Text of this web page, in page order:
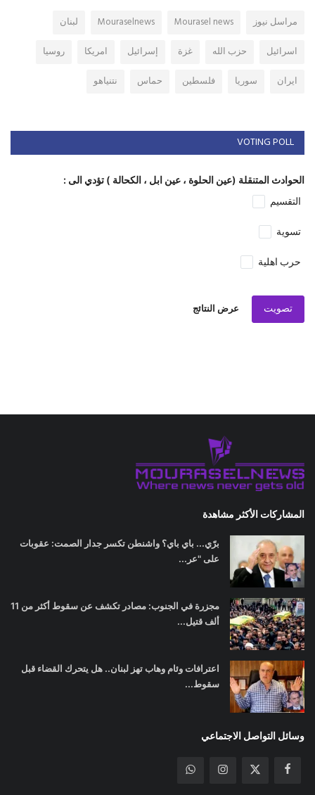
مراسل نيوز Mourasel news
Mouraselnews
لبنان
اسرائيل
حزب الله غزة إسرائيل امريكا
روسيا
ايران
سوريا فلسطين حماس نتنياهو
VOTING POLL
الحوادث المتنقلة (عين الحلوة ، عين ابل ، الكحالة ) تؤدي الى :
التقسيم
تسوية
حرب اهلية
تصويت عرض النتائج
المشاركات الأكثر مشاهدة
برّي... باي باي؟ واشنطن تكسر جدار الصمت: عقوبات
على "عر...
مجزرة في الجنوب: مصادر تكشف عن سقوط أكثر من 11
ألف قتيل...
اعترافات وئام وهاب تهز لبنان.. هل يتحرك القضاء قبل
سقوط...
وسائل التواصل الاجتماعي